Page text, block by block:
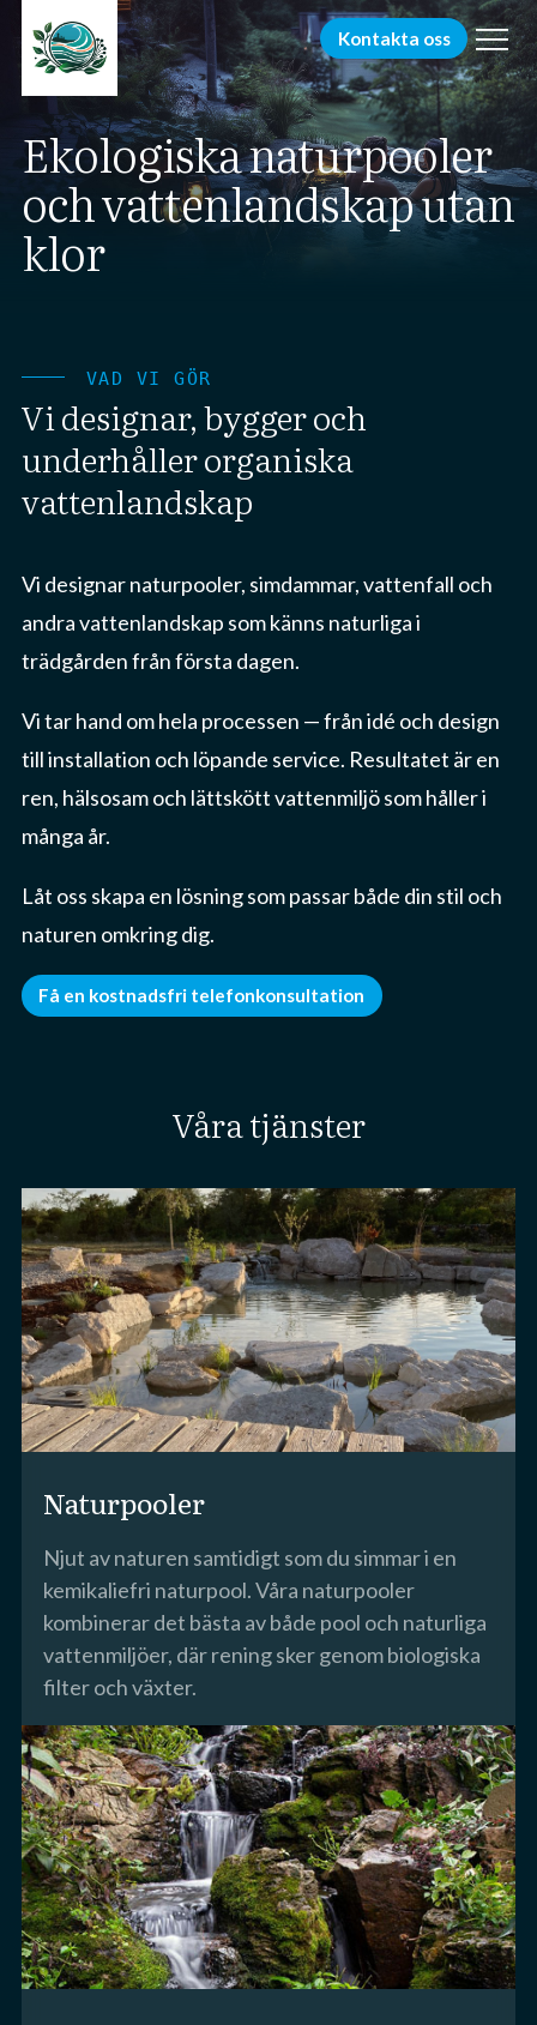
Ekologiska naturpooler
och vattenlandskap utan
klor
VAD VI GÖR
Vi designar, bygger och
underhåller organiska
vattenlandskap
Vi designar naturpooler, simdammar, vattenfall och
andra vattenlandskap som känns naturliga i
trädgården från första dagen.
Vi tar hand om hela processen — från idé och design
till installation och löpande service. Resultatet är en
ren, hälsosam och lättskött vattenmiljö som håller i
många år.
Låt oss skapa en lösning som passar både din stil och
naturen omkring dig.
Få en kostnadsfri telefonkonsultation
Våra tjänster
Naturpooler
Njut av naturen samtidigt som du simmar i en
kemikaliefri naturpool. Våra naturpooler
kombinerar det bästa av både pool och naturliga
vattenmiljöer, där rening sker genom biologiska
filter och växter.
Kontakta oss menu